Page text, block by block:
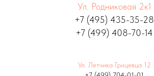
Ул. Родниковая 2к1
+7 (495) 435-35-28
+7 (499) 408-70-14
Ул. Летчика Грицевца 12